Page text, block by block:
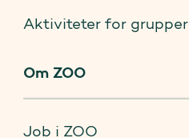
Aktiviteter for grupper
Om ZOO
Job i ZOO